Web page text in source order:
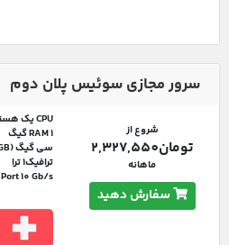
سرور مجازی سوئیس پلان دوم
CPU یک هسته ای
RAM 1 گیگ
سی گیگ ssd(30GB)
ترافیک1 ترا
Port 10 Gb/s
شروع از
تومان2,327,550
ماهانه
سفارش دهید